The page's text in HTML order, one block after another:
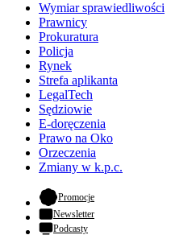
Wymiar sprawiedliwości
Prawnicy
Prokuratura
Policja
Rynek
Strefa aplikanta
LegalTech
Sędziowie
E-doręczenia
Prawo na Oko
Orzeczenia
Zmiany w k.p.c.
Promocje- otwiera się w nowej karcie
Newsletter
Podcasty